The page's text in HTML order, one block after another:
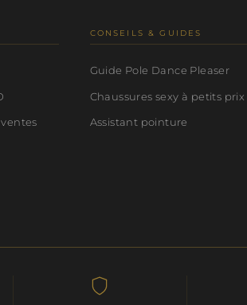
CONSEILS & GUIDES
Guide Pole Dance Pleaser
Chaussures sexy à petits prix
Assistant pointure